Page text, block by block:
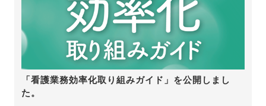
「看護業務効率化取り組みガイド」を公開しまし
た。